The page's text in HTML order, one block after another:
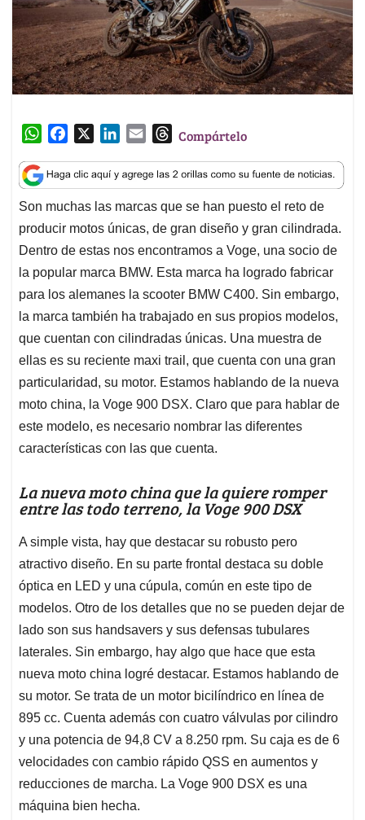
W
a
t
s
A
p
p
c
e
b
o
o
k
n
k
e
d
I
n
a
i
l
T
r
e
a
d
s
Compártelo
Son muchas las marcas que se han puesto el reto de
producir motos únicas, de gran diseño y gran cilindrada.
Dentro de estas nos encontramos a Voge, una socio de
la popular marca BMW. Esta marca ha logrado fabricar
para los alemanes la scooter BMW C400. Sin embargo,
la marca también ha trabajado en sus propios modelos,
que cuentan con cilindradas únicas. Una muestra de
ellas es su reciente maxi trail, que cuenta con una gran
particularidad, su motor. Estamos hablando de la nueva
moto china, la Voge 900 DSX. Claro que para hablar de
este modelo, es necesario nombrar las diferentes
características con las que cuenta.
La nueva moto china que la quiere romper
entre las todo terreno, la Voge 900 DSX
A simple vista, hay que destacar su robusto pero
atractivo diseño. En su parte frontal destaca su doble
óptica en LED y una cúpula, común en este tipo de
modelos. Otro de los detalles que no se pueden dejar de
lado son sus handsavers y sus defensas tubulares
laterales. Sin embargo, hay algo que hace que esta
nueva moto china logré destacar. Estamos hablando de
su motor. Se trata de un motor bicilíndrico en línea de
895 cc. Cuenta además con cuatro válvulas por cilindro
y una potencia de 94,8 CV a 8.250 rpm. Su caja es de 6
velocidades con cambio rápido QSS en aumentos y
reducciones de marcha. La Voge 900 DSX es una
máquina bien hecha.